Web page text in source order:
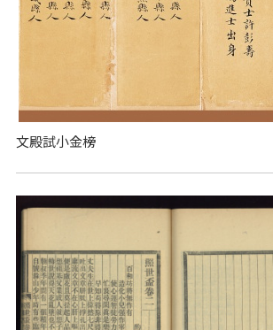
文殿試小金榜